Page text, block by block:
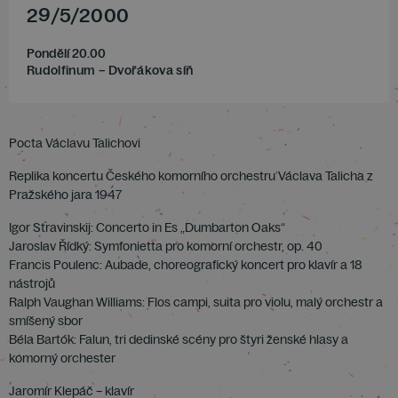
29/5/2000
Pondělí 20.00
Rudolfinum – Dvořákova síň
Pocta Václavu Talichovi
Replika koncertu Českého komorního orchestru Václava Talicha z
Pražského jara 1947
Igor Stravinskij: Concerto in Es „Dumbarton Oaks“
Jaroslav Řídký: Symfonietta pro komorní orchestr, op. 40
Francis Poulenc: Aubade, choreografický koncert pro klavír a 18
nástrojů
Ralph Vaughan Williams: Flos campi, suita pro violu, malý orchestr a
smíšený sbor
Béla Bartók: Falun, tri dedinské scény pro štyri ženské hlasy a
komorný orchester
Jaromír Klepáč – klavír